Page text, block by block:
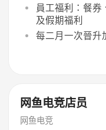
員工福利：餐
及假期福利
每二月一次晉升
网鱼电竞店员
网鱼电竞